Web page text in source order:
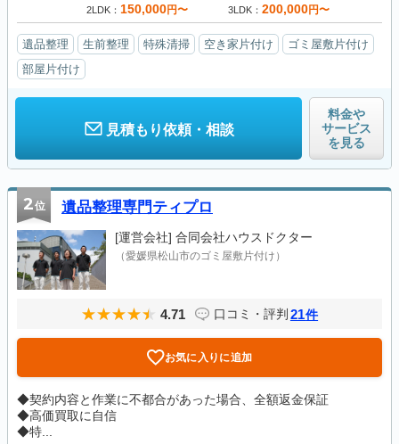
2LDK 150,000円〜 3LDK 200,000円〜
遺品整理 生前整理 特殊清掃 空き家片付け
ゴミ屋敷片付け
部屋片付け
見積もり依頼・相談
料金や
サービス
を見る
2位 遺品整理専門ティプロ
[運営会社] 合同会社ハウスドクター
（愛媛県松山市のゴミ屋敷片付け）
4.71 口コミ・評判 21件
お気に入りに追加
◆契約内容と作業に不都合があった場合、全額返金保証
◆高価買取に自信
◆特...